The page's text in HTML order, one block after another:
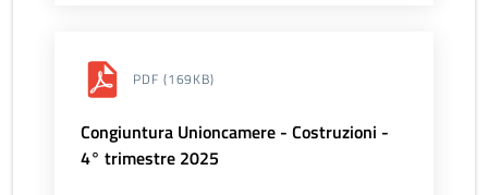
PDF (169KB)
Congiuntura Unioncamere - Costruzioni -
4° trimestre 2025